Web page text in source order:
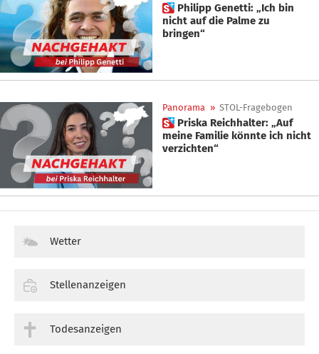
 Philipp Genetti: „Ich bin
nicht auf die Palme zu
bringen“
Panorama » STOL-Fragebogen
 Priska Reichhalter: „Auf
meine Familie könnte ich nicht
verzichten“
Wetter
Stellenanzeigen
Todesanzeigen